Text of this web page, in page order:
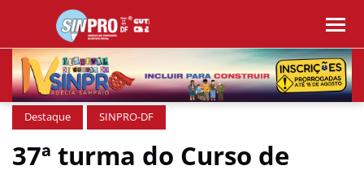
Destaque SINPRO-DF
37ª turma do Curso de